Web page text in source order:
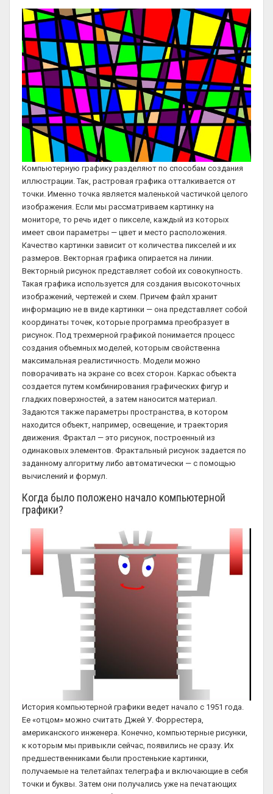
Компьютерную графику разделяют по способам создания
иллюстрации. Так, растровая графика отталкивается от
точки. Именно точка является маленькой частичкой целого
изображения. Если мы рассматриваем картинку на
мониторе, то речь идет о пикселе, каждый из которых
имеет свои параметры — цвет и место расположения.
Качество картинки зависит от количества пикселей и их
размеров. Векторная графика опирается на линии.
Векторный рисунок представляет собой их совокупность.
Такая графика используется для создания высокоточных
изображений, чертежей и схем. Причем файл хранит
информацию не в виде картинки — она представляет собой
координаты точек, которые программа преобразует в
рисунок. Под трехмерной графикой понимается процесс
создания объемных моделей, которым свойственна
максимальная реалистичность. Модели можно
поворачивать на экране со всех сторон. Каркас объекта
создается путем комбинирования графических фигур и
гладких поверхностей, а затем наносится материал.
Задаются также параметры пространства, в котором
находится объект, например, освещение, и траектория
движения. Фрактал — это рисунок, построенный из
одинаковых элементов. Фрактальный рисунок задается по
заданному алгоритму либо автоматически — с помощью
вычислений и формул.
Когда было положено начало компьютерной
графики?
История компьютерной графики ведет начало с 1951 года.
Ее «отцом» можно считать Джей У. Форрестера,
американского инженера. Конечно, компьютерные рисунки,
к которым мы привыкли сейчас, появились не сразу. Их
предшественниками были простенькие картинки,
получаемые на телетайпах телеграфа и включающие в себя
точки и буквы. Затем они получались уже на печатающих